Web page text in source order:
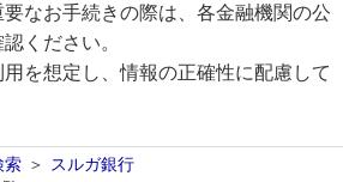
なお手続きの際は、各金融機関の公
ください。
を想定し、情報の正確性に配慮して
索
スルガ銀行